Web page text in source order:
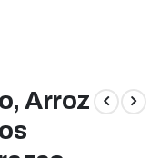
Arroz